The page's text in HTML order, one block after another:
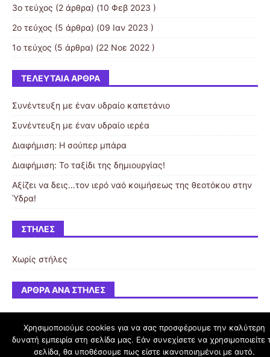
3ο τεύχος (2 άρθρα) (10 Φεβ 2023 )
2ο τεύχος (5 άρθρα) (09 Ιαν 2023 )
1ο τεύχος (5 άρθρα) (22 Νοε 2022 )
ΤΕΛΕΥΤΑΊΑ ΆΡΘΡΑ
Συνέντευξη με έναν υδραίο καπετάνιο
Συνέντευξη με έναν υδραίο ιερέα
Διαφήμιση: Η σούπερ μπάρα
Διαφήμιση: Το ταξίδι της δημιουργίας!
Αξίζει να δεις…τον ιερό ναό κοιμήσεως της θεοτόκου στην
Ύδρα!
ΣΤΉΛΕΣ
Χωρίς στήλες
ΆΡΘΡΑ ΑΝΆ ΣΤΉΛΕΣ
schoolpress.sch.gr
Χρησιμοποιούμε cookies για να σας προσφέρουμε την καλύτερη
δυνατή εμπειρία στη σελίδα μας. Εάν συνεχίσετε να χρησιμοποιείτε
σελίδα, θα υποθέσουμε πως είστε ικανοποιημένοι με αυτό.